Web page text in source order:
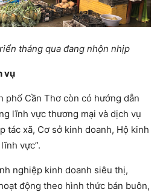
tháng qua đang nhộn nhịp
vụ
phố Cần Thơ còn có hướng dẫn
lĩnh vực thương mại và dịch vụ
tác xã, Cơ sở kinh doanh, Hộ kinh
vực”.
nghiệp kinh doanh siêu thị,
động theo hình thức bán buôn,